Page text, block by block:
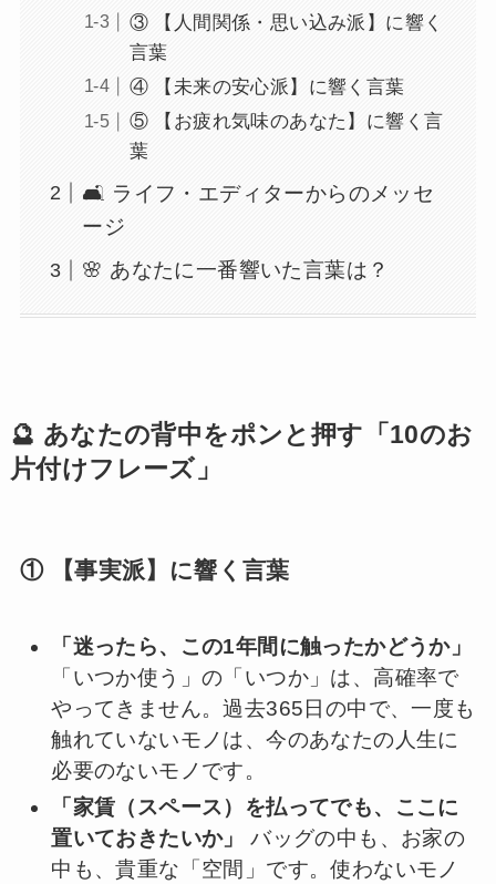
③ 【人間関係・思い込み派】に響く
言葉
④ 【未来の安心派】に響く言葉
⑤ 【お疲れ気味のあなた】に響く言
葉
🛋️ ライフ・エディターからのメッセ
ージ
🌸 あなたに一番響いた言葉は？
🔮 あなたの背中をポンと押す「10のお
片付けフレーズ」
① 【事実派】に響く言葉
「迷ったら、この1年間に触ったかどうか」
「いつか使う」の「いつか」は、高確率で
やってきません。過去365日の中で、一度も
触れていないモノは、今のあなたの人生に
必要のないモノです。
「家賃（スペース）を払ってでも、ここに
置いておきたいか」
バッグの中も、お家の
中も、貴重な「空間」です。使わないモノ